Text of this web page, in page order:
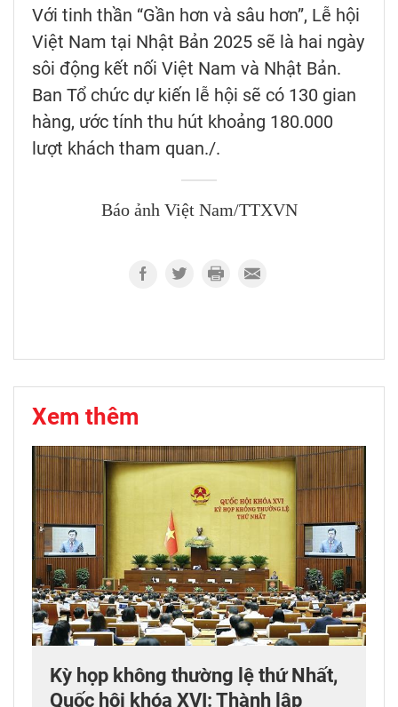
Với tinh thần “Gần hơn và sâu hơn”, Lễ hội
Việt Nam tại Nhật Bản 2025 sẽ là hai ngày
sôi động kết nối Việt Nam và Nhật Bản.
Ban Tổ chức dự kiến lễ hội sẽ có 130 gian
hàng, ước tính thu hút khoảng 180.000
lượt khách tham quan./.
Báo ảnh Việt Nam/TTXVN
Xem thêm
Kỳ họp không thường lệ thứ Nhất,
Quốc hội khóa XVI: Thành lập